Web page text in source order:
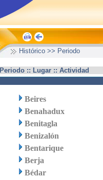
Histórico >> Periodo
Periodo :: Lugar :: Actividad
Beires
Benahadux
Benitagla
Benizalón
Bentarique
Berja
Bédar